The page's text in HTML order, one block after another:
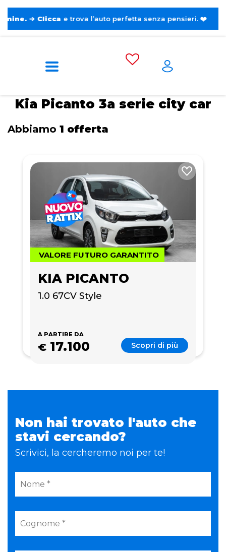
Clicca e trova l’auto perfetta senza pensieri. ❤️
Home
Picanto 3a serie
Kia Picanto 3a serie city car
Abbiamo 1 offerta
VALORE FUTURO GARANTITO
KIA PICANTO
1.0 67CV Style
A PARTIRE DA
€ 17.100 Scopri di più
Non hai trovato l'auto che
stavi cercando?
Scrivici, la cercheremo noi per te!